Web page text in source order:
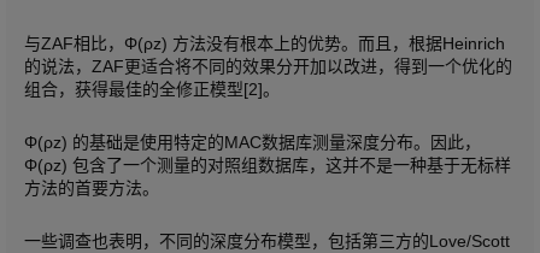
与ZAF相比，Φ(ρz) 方法没有根本上的优势。而且，根据Heinrich
的说法，ZAF更适合将不同的效果分开加以改进，得到一个优化的
组合，获得最佳的全修正模型[2]。
Φ(ρz) 的基础是使用特定的MAC数据库测量深度分布。因此，
Φ(ρz) 包含了一个测量的对照组数据库，这并不是一种基于无标样
方法的首要方法。
一些调查也表明，不同的深度分布模型，包括第三方的Love/Scott